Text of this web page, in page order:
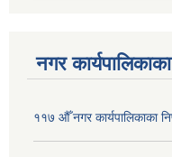
नगर
११७ औँ नगर कार्यपालिकाका